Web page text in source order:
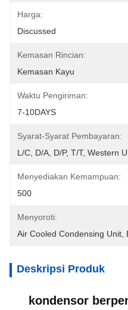
Harga:
Discussed
Kemasan Rincian:
Kemasan Kayu
Waktu Pengiriman:
7-10DAYS
Syarat-Syarat Pembayaran:
L/C, D/A, D/P, T/T, Western
Menyediakan Kemampuan:
500
Menyoroti:
Air Cooled Condensing Unit
Deskripsi Produk
kondensor